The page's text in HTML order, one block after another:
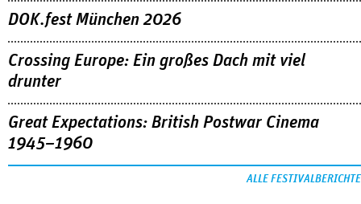
DOK.fest München 2026
Crossing Europe: Ein großes Dach mit viel
drunter
Great Expectations: British Postwar Cinema
1945–1960
ALLE FESTIVALBERICHTE